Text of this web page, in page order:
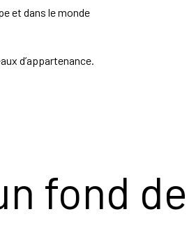
et dans le monde
d’appartenance.
fond de